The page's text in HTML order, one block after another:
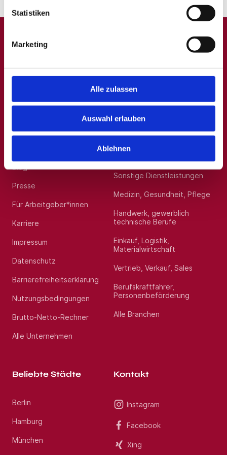
Statistiken
Marketing
Alle zulassen
Auswahl erlauben
Ablehnen
P Q
R S T U V W X Y Z 0-9
Presse
Für Arbeitgeber*innen
Karriere
Impressum
Datenschutz
Barrierefreiheitserklärung
Nutzungsbedingungen
Brutto-Netto-Rechner
Alle Unternehmen
Beliebte Kategorien
Hilfskräfte, Aushilfs- und
Sonstige Dienstleistungen
Medizin, Gesundheit, Pflege
Handwerk, gewerblich
technische Berufe
Einkauf, Logistik,
Materialwirtschaft
Vertrieb, Verkauf, Sales
Berufskraftfahrer,
Personenbeförderung
Alle Branchen
Beliebte Städte
Berlin
Hamburg
München
Kontakt
Instagram
Facebook
Xing